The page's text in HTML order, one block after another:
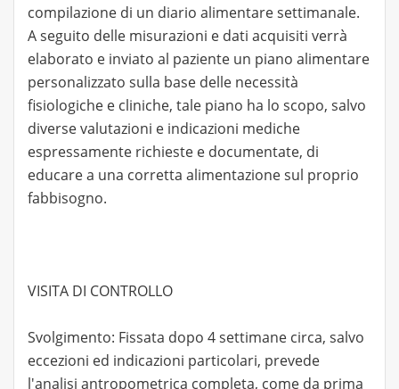
compilazione di un diario alimentare settimanale.
A seguito delle misurazioni e dati acquisiti verrà
elaborato e inviato al paziente un piano alimentare
personalizzato sulla base delle necessità
fisiologiche e cliniche, tale piano ha lo scopo, salvo
diverse valutazioni e indicazioni mediche
espressamente richieste e documentate, di
educare a una corretta alimentazione sul proprio
fabbisogno.
VISITA DI CONTROLLO
Svolgimento: Fissata dopo 4 settimane circa, salvo
eccezioni ed indicazioni particolari, prevede
l'analisi antropometrica completa, come da prima